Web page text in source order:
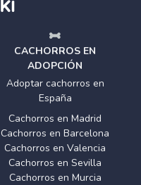
CACHORROS EN
ADOPCIÓN
Adoptar cachorros en
España
Cachorros en Madrid
Cachorros en Barcelona
Cachorros en Valencia
Cachorros en Sevilla
Cachorros en Murcia